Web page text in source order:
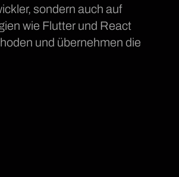
sondern auch auf
wie Flutter und React
und übernehmen die